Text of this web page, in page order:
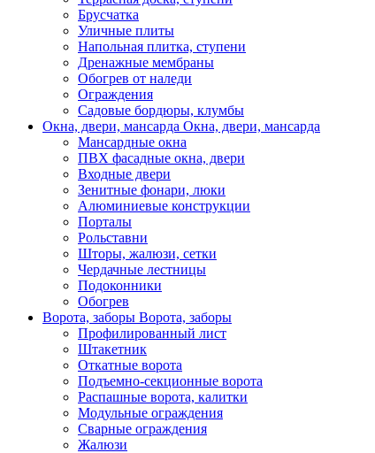
Брусчатка
Уличные плиты
Напольная плитка, ступени
Дренажные мембраны
Обогрев от наледи
Ограждения
Садовые бордюры, клумбы
Окна, двери, мансарда Окна, двери, мансарда
Мансардные окна
ПВХ фасадные окна, двери
Входные двери
Зенитные фонари, люки
Алюминиевые конструкции
Порталы
Рольставни
Шторы, жалюзи, сетки
Чердачные лестницы
Подоконники
Обогрев
Ворота, заборы Ворота, заборы
Профилированный лист
Штакетник
Откатные ворота
Подъемно-секционные ворота
Распашные ворота, калитки
Модульные ограждения
Сварные ограждения
Жалюзи